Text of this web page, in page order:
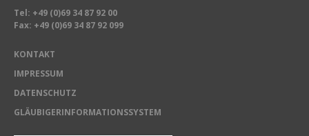
Tel: +49 (0)69 34 87 92 00
Fax: +49 (0)69 34 87 92 099
KONTAKT
IMPRESSUM
DATENSCHUTZ
GLÄUBIGERINFORMATIONSSYSTEM